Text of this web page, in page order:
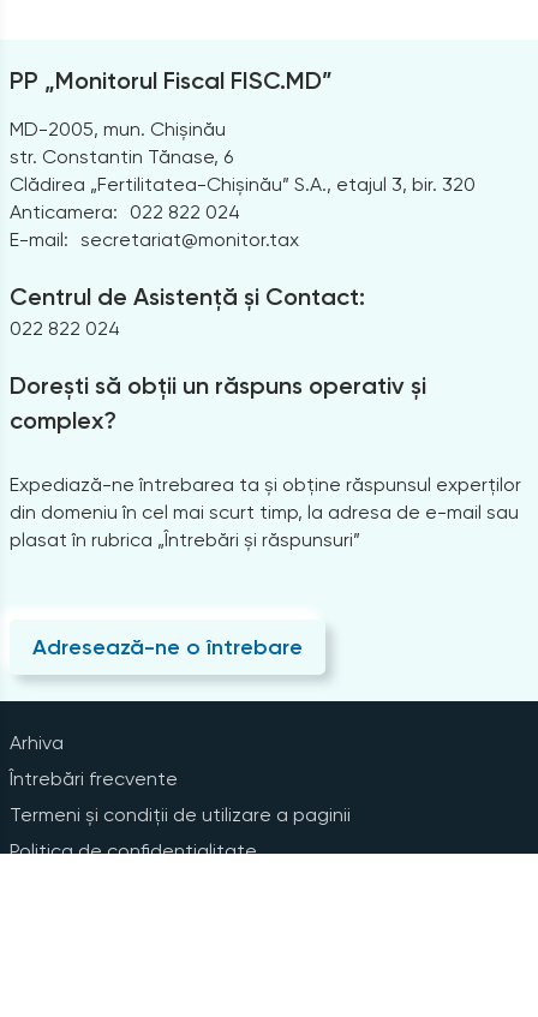
PP „Monitorul Fiscal FISC.MD”
MD-2005, mun. Chișinău
str. Constantin Tănase, 6
Clădirea „Fertilitatea-Chișinău” S.A., etajul 3, bir. 320
Anticamera:
022 822 024
E-mail: secretariat@monitor.tax
Centrul de Asistență și Contact:
022 822 024
Dorești să obții un răspuns operativ și
complex?
Expediază-ne întrebarea ta și obține răspunsul experților
din domeniu în cel mai scurt timp, la adresa de e-mail sau
plasat în rubrica „Întrebări și răspunsuri”
Adresează-ne o întrebare
Arhiva
Întrebări frecvente
Termeni și condiții de utilizare a paginii
Politica de confidențialitate